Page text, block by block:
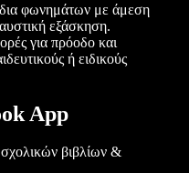
φωνημάτων με άμεση
εξάσκηση.
για πρόοδο και
ή ειδικούς
App
βιβλίων &